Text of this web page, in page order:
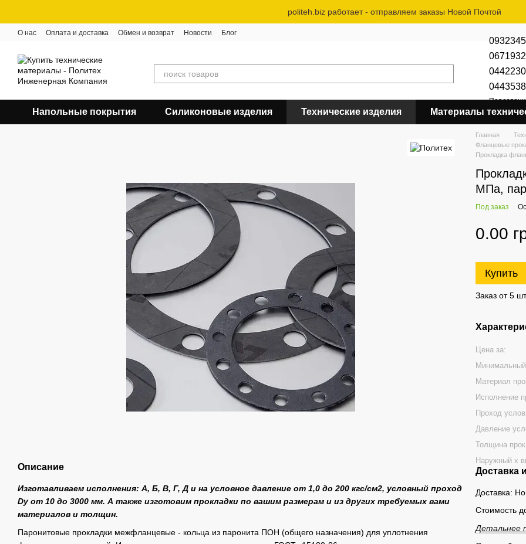
politeh.biz работает - отправляем заказы Новой Почтой
О нас Оплата и доставка Обмен и возврат Новости Блог
Напольные покрытия Силиконовые изделия Технические изделия Материалы
Описание
Изготавливаем исполнения: А, Б, В, Г, Д и на условное давление от 1,0 до 200 кгс/см2, условный проход
Dу от 10 до 3000 мм. А также изготовим прокладки по вашим размерам и из других требуемых вами
материалов и толщин.
Паронитовые прокладки межфланцевые - кольца из паронита ПОН (общего назначения) для уплотнения
Главная
Фланцевые
Прокладка
МПа,
Под заказ
0.00
Купить
Заказ от 5
Цена за:
Минимальный
Материал
Исполнение
Проход
Давление
Толщина
Наружный х
Доставка
Доставка:
Стоимость
Детальнее